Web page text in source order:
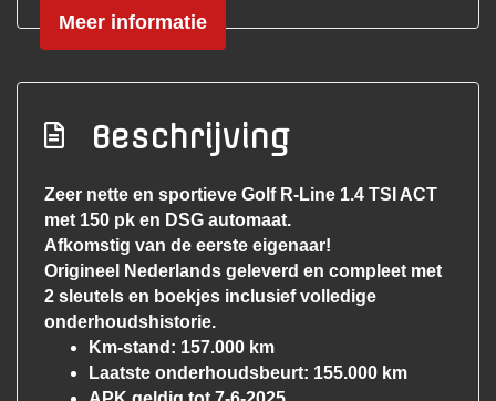
Volledige historie aanwezig
Voorstoelen verwarmd
Achterbank in delen neerklapbaar
Airco automatisch
Armsteun achter
Armsteun voor
Bestuurdersstoel in hoogte verstelbaar
Binnenspiegel automatisch dimmend
Meer informatie
Beschrijving
Zeer nette en sportieve Golf R-Line 1.4 TSI ACT
met 150 pk en DSG automaat.
Afkomstig van de eerste eigenaar!
Origineel Nederlands geleverd en compleet met
2 sleutels en boekjes inclusief volledige
onderhoudshistorie.
Km-stand: 157.000 km
Laatste onderhoudsbeurt: 155.000 km